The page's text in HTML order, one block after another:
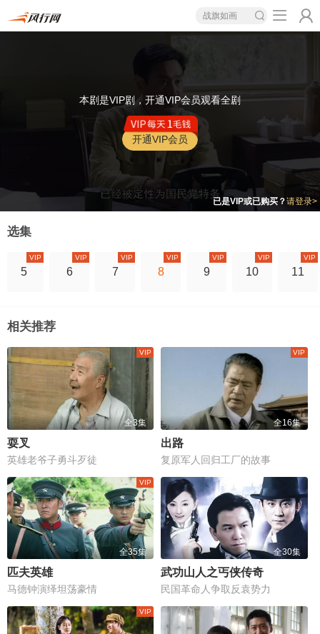
战旗如画
本剧是VIP剧，开通VIP会员观看全剧
开通VIP会员
已是VIP或已购买？请登录>
选集
5
VIP
6
VIP
7
VIP
8
VIP
9
VIP
10
VIP
11
VIP
相关推荐
全3集
耍叉
英雄老爷子勇斗歹徒
全16集
出路
复原军人回归工厂的故事
全35集
匹夫英雄
马德钟演绎坦荡豪情
全30集
武功山人之丐侠传奇
民国革命人争取反袁势力